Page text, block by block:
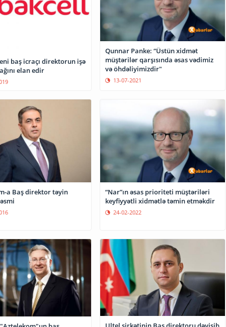
baş icraçı direktorun işə
elan edir
Qunnar Panke: “Üstün xidmət
müştərilər qarşısında əsas vədimiz
və öhdəliyimizdir"
13-07-2021
a Baş direktor təyin
“Nar”ın əsas prioriteti müştəriləri
keyfiyyətli xidmətlə təmin etməkdir
24-02-2022